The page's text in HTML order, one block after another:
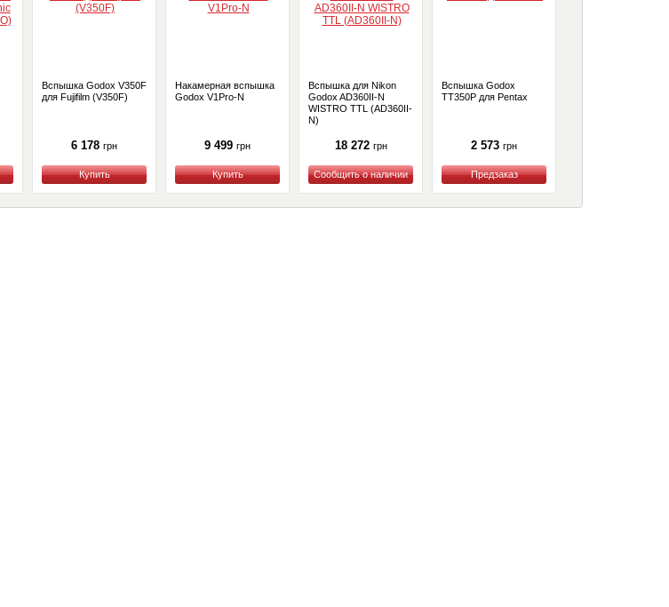
Вспышка Godox V350F
для Fujifilm (V350F)
6 178 грн
Купить
Накамерная вспышка
Godox V1Pro-N
9 499 грн
Купить
Вспышка для Nikon
Godox AD360II-N
WISTRO TTL (AD360II-
N)
18 272 грн
Купить
Вспышка Godox
TT350P для Pentax
2 573 грн
Купить